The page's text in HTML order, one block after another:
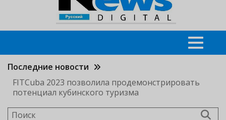
Последние новости
FITCuba 2023 позволила продемонстрировать
потенциал кубинского туризма
Поиск